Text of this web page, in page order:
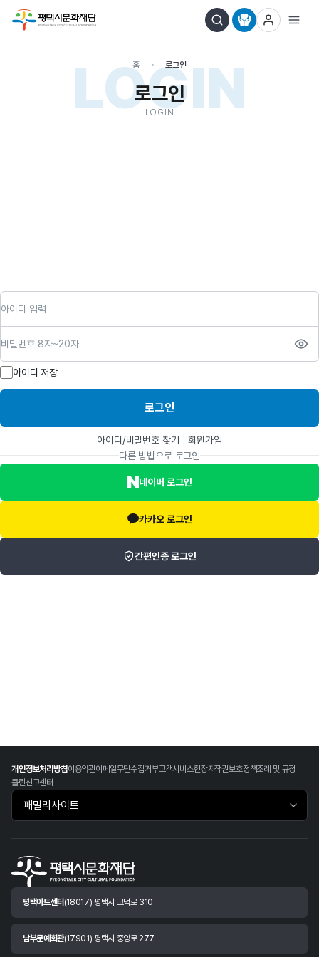
LOGIN
홈 로그인
로그인
LOGIN
아이디 저장
로그인
아이디/비밀번호 찾기
회원가입
다른 방법으로 로그인
네이버 로그인
카카오 로그인
간편인증 로그인
개인정보처리방침이용약관이메일무단수집거부고객서비스헌장저작권보호정책조례 및 규정
클린신고센터
패밀리사이트 바로가기
평택아트센터 (18017) 평택시 고덕로 310
남부문예회관(17901) 평택시 중앙로 277